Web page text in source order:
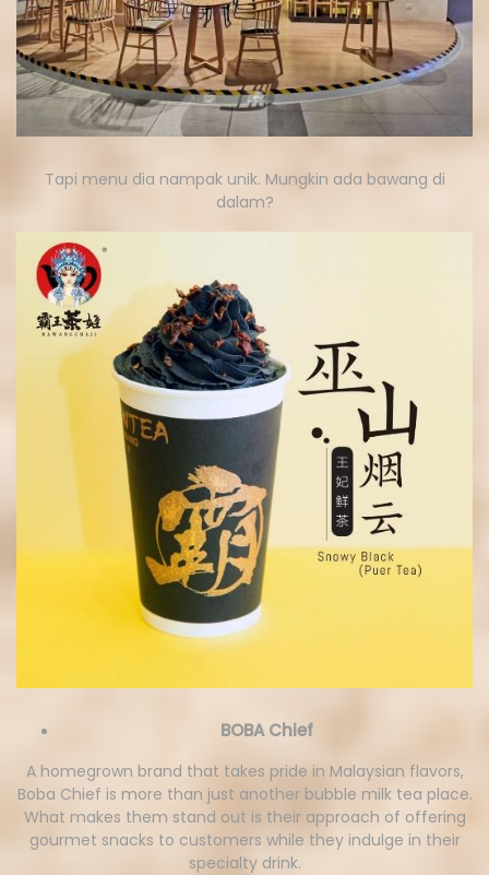
Tapi menu dia nampak unik. Mungkin ada bawang di
dalam?
BOBA Chief
A homegrown brand that takes pride in Malaysian flavors,
Boba Chief is more than just another bubble milk tea place.
What makes them stand out is their approach of offering
gourmet snacks to customers while they indulge in their
specialty drink.